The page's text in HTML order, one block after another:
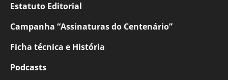
Estatuto Editorial
Campanha “Assinaturas do Centenário”
Ficha técnica e História
Podcasts